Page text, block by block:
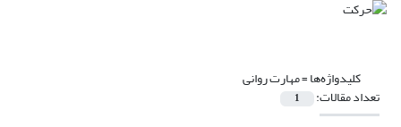
کلیدواژه‌ها =مهارت روانی
تعداد مقالات: 1